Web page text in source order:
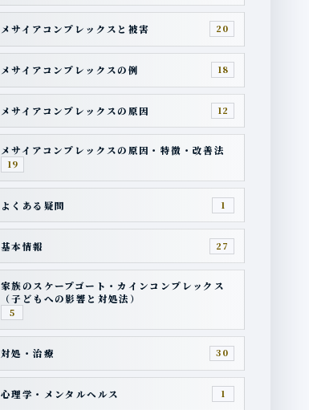
メサイアコンプレックスと被害 20
メサイアコンプレックスの例 18
メサイアコンプレックスの原因 12
メサイアコンプレックスの原因・特徴・改善法
19
よくある疑問 1
基本情報 27
家族のスケープゴート・カインコンプレックス
（子どもへの影響と対処法）
5
対処・治療 30
心理学・メンタルヘルス 1